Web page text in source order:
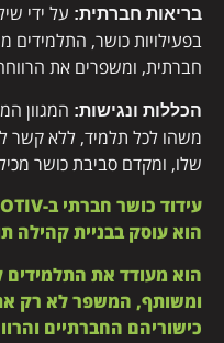
בריאות חברתית: על ידי
בפעילויות כושר, התלמידים
חברתית, ומשפרים את
הכללות ונגישות: המגוון
משהו לכל תלמיד, ללא קשר
שלו, ומקדם סביבת כושר
הוא עוסק בבניית קהילה
הוא מעודד את
ומשותף, המשפר לא רק
כישוריהם החברתיים